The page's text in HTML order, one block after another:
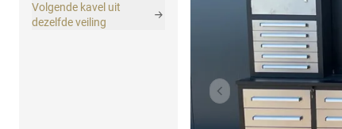
Volgende kavel uit
dezelfde veiling
Vorig item